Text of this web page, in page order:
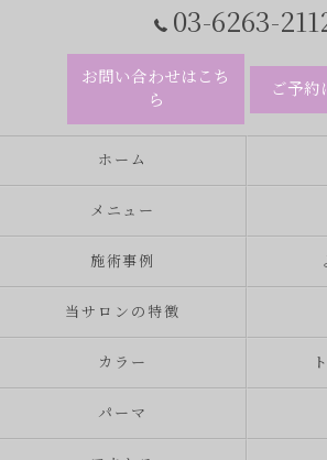
03-6263-
お問い合わせはこち
ら
ご予約
ホーム
メニュー
施術事例
当サロンの特徴
カラー
パーマ